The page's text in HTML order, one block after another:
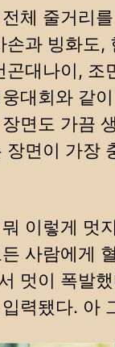
체 줄거리
손과 빙화도,
곤대나이, 조
웅대회와 같
장면도 가끔
장면이 가장
이렇게 멋
사람에게
멋이 폭발
력됐다. 아